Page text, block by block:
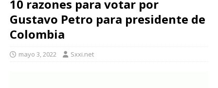
10 razones para votar por
Gustavo Petro para presidente de
Colombia
mayo 3, 2022 Sxxi.net